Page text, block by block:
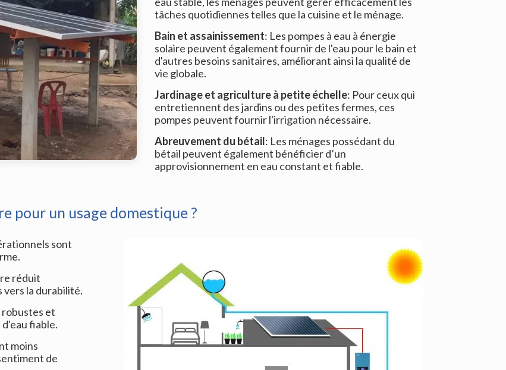
tâches quotidiennes telles que la cuisine et le ménage.
Bain et assainissement: Les pompes à eau à énergie
solaire peuvent également fournir de l'eau pour le bain et
d'autres besoins sanitaires, améliorant ainsi la qualité de
vie globale.
Jardinage et agriculture à petite échelle: Pour ceux qui
entretiennent des jardins ou des petites fermes, ces
pompes peuvent fournir l'irrigation nécessaire.
Abreuvement du bétail: Les ménages possédant du
bétail peuvent également bénéficier d’un
approvisionnement en eau constant et fiable.
pour un usage domestique ?
sont
réduit
vers la durabilité.
robustes et
fiable.
moins
de